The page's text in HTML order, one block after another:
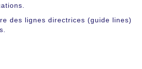
des lignes directrices (guide lines)